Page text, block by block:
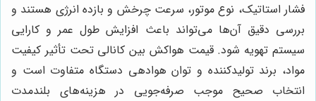
فشار استاتیک، نوع موتور، سرعت چرخش و بازده انرژی هستند و
بررسی دقیق آن‌ها می‌تواند باعث افزایش طول عمر و کارایی
سیستم تهویه شود. قیمت هواکش بین کانالی تحت تأثیر کیفیت
مواد، برند تولیدکننده و توان هوادهی دستگاه متفاوت است و
انتخاب صحیح موجب صرفه‌جویی در هزینه‌های بلندمدت